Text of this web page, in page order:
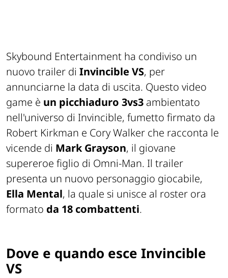
Skybound Entertainment ha condiviso un
nuovo trailer di Invincible VS, per
annunciarne la data di uscita. Questo video
game è un picchiaduro 3vs3 ambientato
nell'universo di Invincible, fumetto firmato da
Robert Kirkman e Cory Walker che racconta le
vicende di Mark Grayson, il giovane
supereroe figlio di Omni-Man. Il trailer
presenta un nuovo personaggio giocabile,
Ella Mental, la quale si unisce al roster ora
formato da 18 combattenti.
Dove e quando esce Invincible
VS